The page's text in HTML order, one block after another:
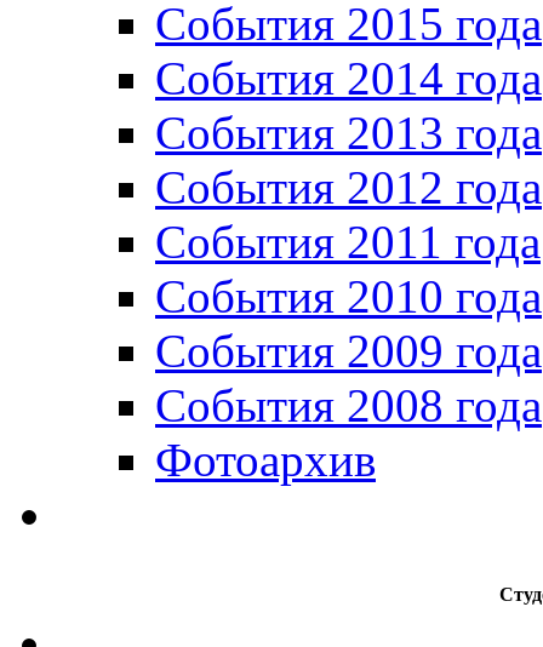
События 2015 года
События 2014 года
События 2013 года
События 2012 года
События 2011 года
События 2010 года
События 2009 года
События 2008 года
Фотоархив